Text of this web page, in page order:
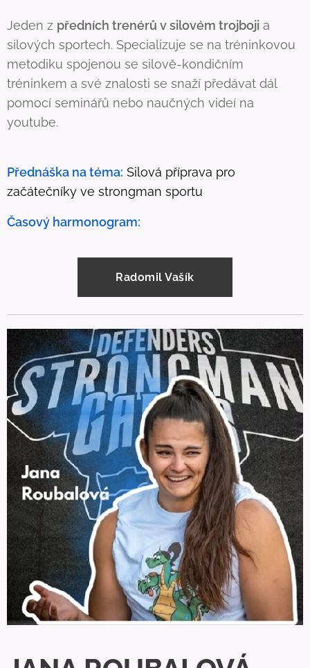
Jeden z předních trenérů v silovém trojboji a
silových sportech. Specializuje se na tréninkovou
metodiku spojenou se silově-kondičním
tréninkem a své znalosti se snaží předávat dál
pomocí seminářů nebo naučných videí na
youtube.
Přednáška na téma: Silová příprava pro
začátečníky ve strongman sportu
Časový harmonogram:
Radomil Vašík